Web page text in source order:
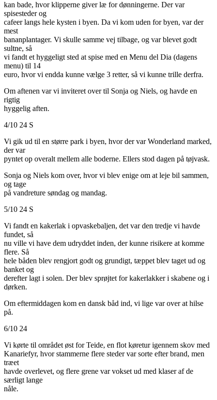
kan bade, hvor klipperne giver læ for dønningerne. Der var
spisesteder og
cafeer langs hele kysten i byen. Da vi kom uden for byen, var der
mest
bananplantager. Vi skulle samme vej tilbage, og var blevet godt
sultne, så
vi fandt et hyggeligt sted at spise med en Menu del Dia (dagens
menu) til 14
euro, hvor vi endda kunne vælge 3 retter, så vi kunne trille derfra.
Om aftenen var vi inviteret over til Sonja og Niels, og havde en
rigtig
hyggelig aften.
4/10 24 S
Vi gik ud til en større park i byen, hvor der var Wonderland marked,
der var
pyntet op overalt mellem alle boderne. Ellers stod dagen på tøjvask.
Sonja og Niels kom over, hvor vi blev enige om at leje bil sammen,
og tage
på vandreture søndag og mandag.
5/10 24 S
Vi fandt en kakerlak i opvaskebaljen, det var den tredje vi havde
fundet, så
nu ville vi have dem udryddet inden, der kunne risikere at komme
flere. Så
hele båden blev rengjort godt og grundigt, tæppet blev taget ud og
banket og
derefter lagt i solen. Der blev sprøjtet for kakerlakker i skabene og i
dørken.
Om eftermiddagen kom en dansk båd ind, vi lige var over at hilse
på.
6/10 24
Vi kørte til området øst for Teide, en flot køretur igennem skov med
Kanariefyr, hvor stammerne flere steder var sorte efter brand, men
træet
havde overlevet, og flere grene var vokset ud med klaser af de
særligt lange
nåle.